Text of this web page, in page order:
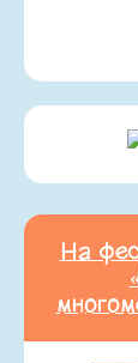
На